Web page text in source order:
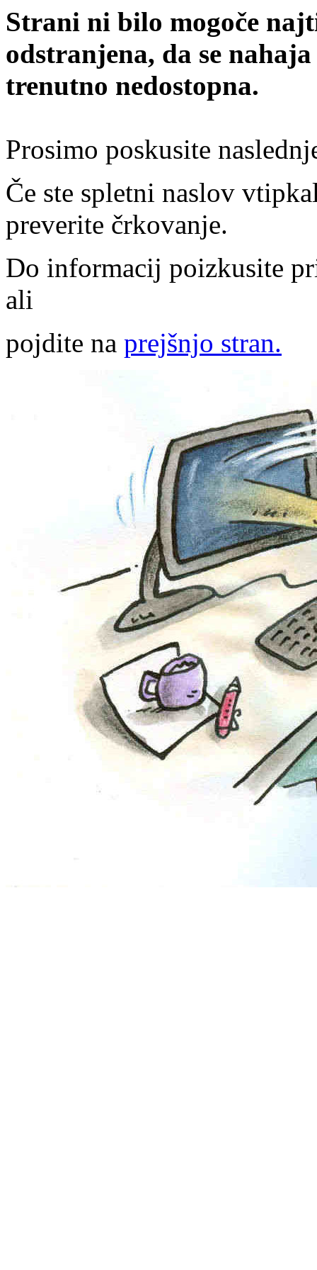
Strani ni bilo mogoče
odstranjena, da se
trenutno nedostopna.
Prosimo poskusite
Če ste spletni naslov
preverite črkovanje.
Do informacij poizkusite
ali
pojdite na prejšnjo stran.